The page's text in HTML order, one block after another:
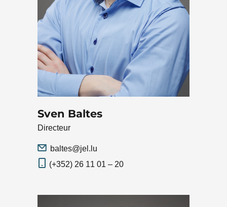
Sven Baltes
Directeur
baltes@jel.lu
(+352) 26 11 01 – 20